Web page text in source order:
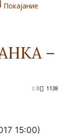
Покајание
–
1138
0
15:00)